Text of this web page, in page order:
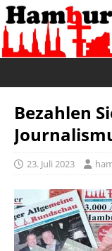
Bezahlen
23. Juli 2023